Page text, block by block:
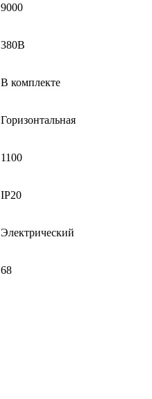
9000
380В
В комплекте
Горизонтальная
1100
IP20
Электрический
68